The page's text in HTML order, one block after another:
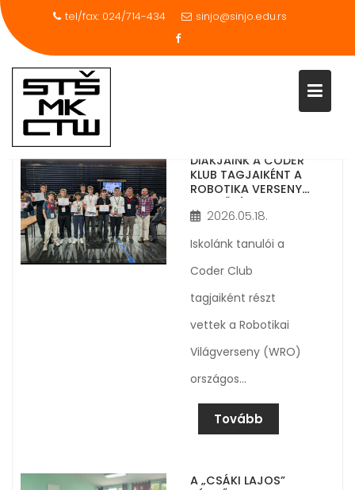
tel/fax: 024/714-434 sinjo@sinjo.edu.rs
DIÁKJAINK A CODER
KLUB TAGJAIKÉNT A
ROBOTIKA VERSENY
2026.05.18.
Iskolánk tanulói a
Coder Club
tagjaiként részt
vettek a Robotikai
Világverseny (WRO)
országos…
Tovább
A „CSÁKI LAJOS”